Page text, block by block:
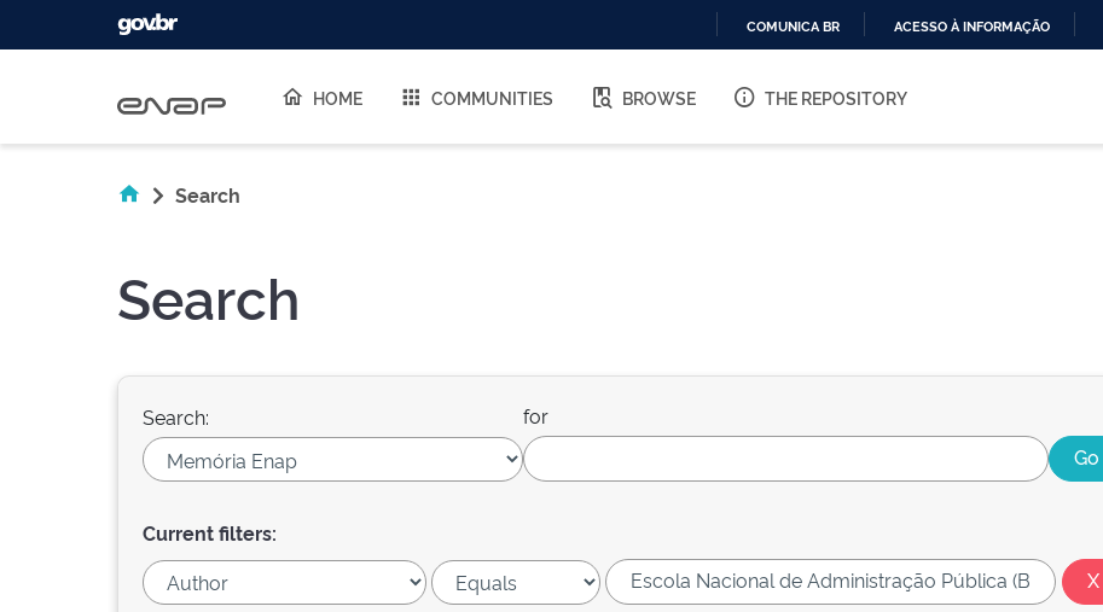
O
COMUNICA BR ACESSO À INFORMAÇÃO
HOME COMMUNITIES BROWSE THE REPOSITORY
Search
Search
Search: for
Current filters: